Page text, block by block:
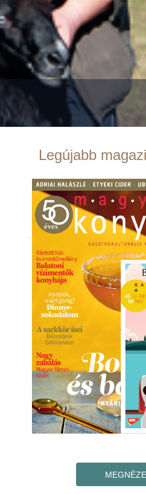
Legújabb